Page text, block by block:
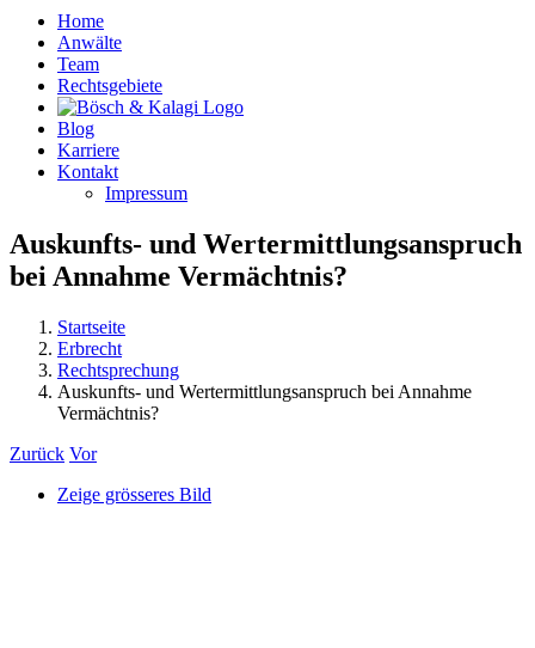
Home
Anwälte
Team
Rechtsgebiete
Blog
Karriere
Kontakt
Impressum
Auskunfts- und Wertermittlungsanspruch
bei Annahme Vermächtnis?
Startseite
Erbrecht
Rechtsprechung
Auskunfts- und Wertermittlungsanspruch bei Annahme
Vermächtnis?
Zurück Vor
Zeige grösseres Bild